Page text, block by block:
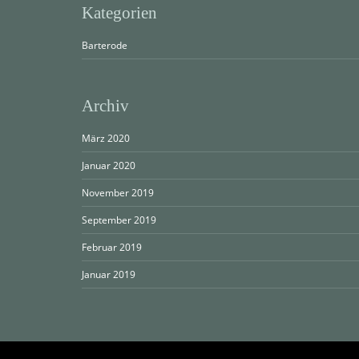
Kategorien
Barterode
Archiv
März 2020
Januar 2020
November 2019
September 2019
Februar 2019
Januar 2019